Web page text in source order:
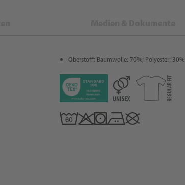
Oberstoff: Baumwolle: 70%; Polyester: 30%